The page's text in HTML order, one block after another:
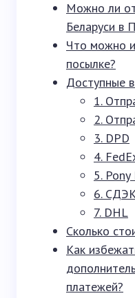
Можно ли
Беларуси в
Что можно и
посылке?
Доступные
1.
2.
3. DPD
4.
5. Pony
6.
7. DHL
Сколько
Как
платежей?